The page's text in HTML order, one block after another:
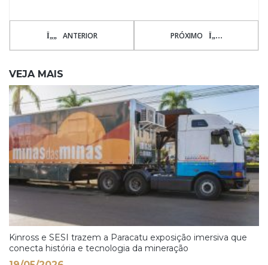
ANTERIOR PRÓXIMO
VEJA MAIS
Kinross e SESI trazem a Paracatu exposição imersiva que
conecta história e tecnologia da mineração